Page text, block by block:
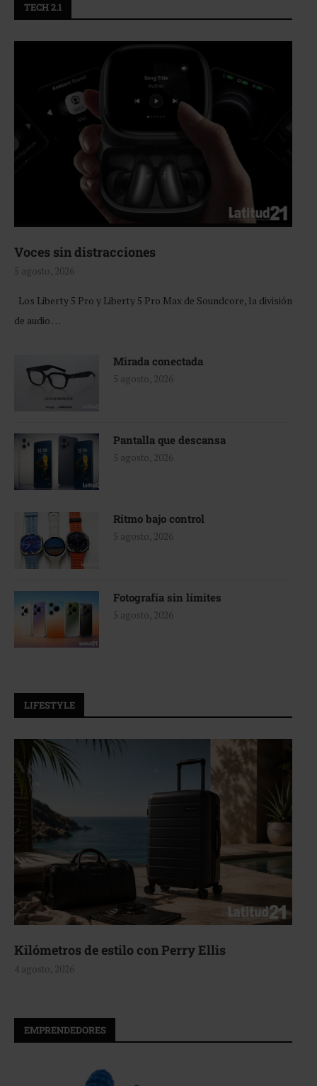
TECH 2.1
Voces sin distracciones
5 agosto, 2026
Los Liberty 5 Pro y Liberty 5 Pro Max de Soundcore, la división
de audio …
Mirada conectada
5 agosto, 2026
Pantalla que descansa
5 agosto, 2026
Ritmo bajo control
5 agosto, 2026
Fotografía sin límites
5 agosto, 2026
LIFESTYLE
Kilómetros de estilo con Perry Ellis
4 agosto, 2026
EMPRENDEDORES